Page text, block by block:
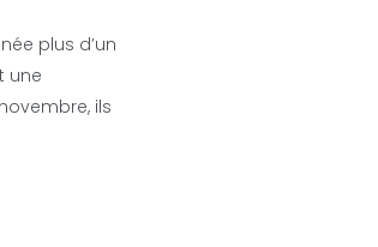
plus d’un
une
ils